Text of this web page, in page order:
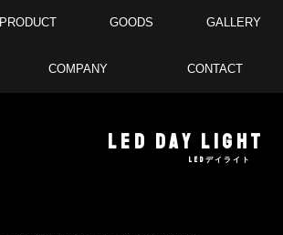
PRODUCT GOODS GALLERY
COMPANY CONTACT
LED DAY LIGHT
LEDデイライト